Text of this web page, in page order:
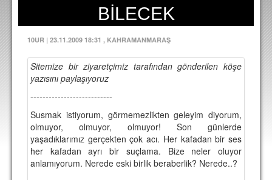
A TAKIM KADROSU
TEKNİK KADRO
TRANSFERLER
TARAFTAR
BİLETLER
DEPLASMAN
LİSANSLI ÜRÜNLER
BİLECEK
10UR | 23.11.2009 18:31 , KAHRAMANMARAŞ
Sitemize bir ziyaretçimiz tarafından gönderilen köşe
yazısını paylaşıyoruz
---------------------------
Susmak istiyorum, görmemezlikten geleyim diyorum,
olmuyor, olmuyor, olmuyor! Son günlerde
yaşadıklarımız gerçekten çok acı. Her kafadan bir ses
her kafadan ayrı bir suçlama. Bize neler oluyor
anlamıyorum. Nerede eski birlik beraberlik? Nerede..?